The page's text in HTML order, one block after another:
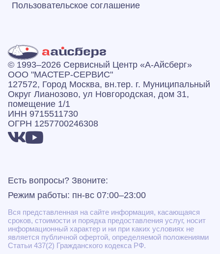
Пользовательское соглашение
© 1993–2026 Сервисный Центр «А‑Айсберг»
ООО "МАСТЕР-СЕРВИС"
127572, Город Москва, вн.тер. г. Муниципальный
Округ Лианозово, ул Новгородская, дом 31,
помещение 1/1
ИНН 9715511730
ОГРН 1257700246308
Есть вопросы? Звоните:
Режим работы: пн-вс 07:00–23:00
Вся представленная на сайте информация, касающаяся
сроков, стоимости и порядка предоставления услуг, носит
информационный характер и ни при каких условиях не
является публичной офертой, определяемой положениями
Статьи 437(2) Гражданского кодекса РФ.